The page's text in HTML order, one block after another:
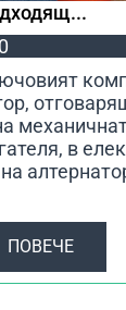
0
в
ПОВЕЧЕ